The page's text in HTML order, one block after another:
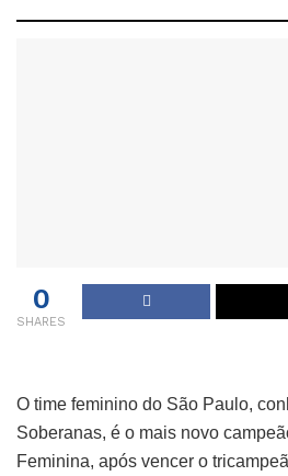
0
SHARES
O time feminino do São Paulo,
Soberanas, é o mais novo
Feminina, após vencer o